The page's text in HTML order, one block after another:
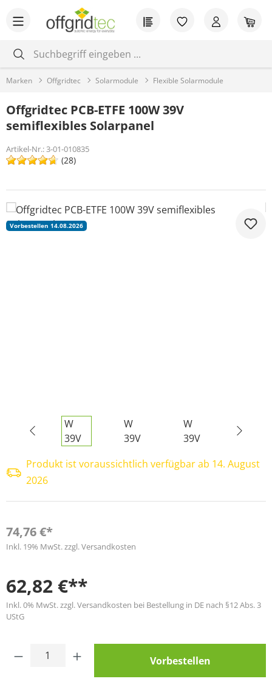
Zum Hauptinhalt springen Du hast 0
Marken Offgridtec Solarmodule Flexible Solarmodule
Offgridtec PCB-ETFE 100W 39V
semiflexibles Solarpanel
Artikel-Nr.:3-01-010835
(28)
Bildergalerie überspringen
Vorbestellen 14.08.2026
Produkt ist voraussichtlich verfügbar ab 14. August
2026
74,76 €*
Inkl. 19% MwSt. zzgl. Versandkosten
62,82 €**
Inkl. 0% MwSt. zzgl. Versandkosten bei Bestellung in DE nach §12 Abs. 3
UStG
Produkt Anzahl: Gib den gewünschten
Vorbestellen